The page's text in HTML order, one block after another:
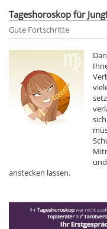
Tageshoroskop für
Gute Fortschritte
anstecken lassen.